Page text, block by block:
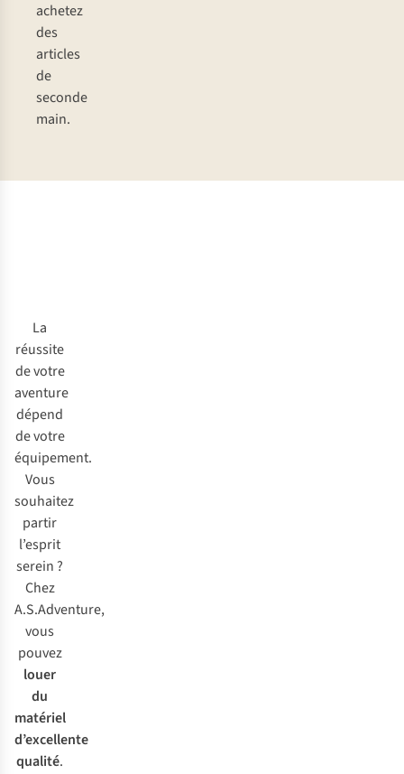
achetez
des
articles
de
seconde
main.
La
réussite
de votre
aventure
dépend
de votre
équipement.
Vous
souhaitez
partir
l’esprit
serein ?
Chez
A.S.Adventure,
vous
pouvez
louer
du
matériel
d’excellente
qualité.